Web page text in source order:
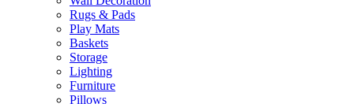
Rugs & Pads
Play Mats
Baskets
Storage
Lighting
Furniture
Pillows